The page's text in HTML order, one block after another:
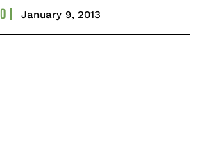
January 9, 2013